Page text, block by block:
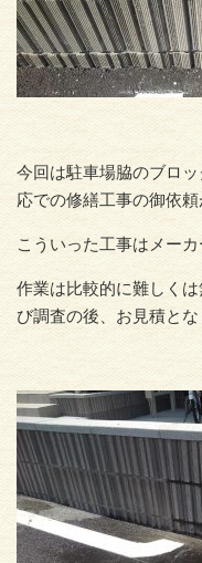
今回は駐車場脇のブロ
応での修繕工事の御依頼
こういった工事はメー
作業は比較的に難しく
び調査の後、お見積とな